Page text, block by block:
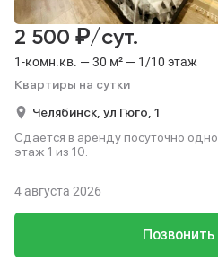
1-комн.кв. — 30 м² — 1/10 этаж
Квартиры на сутки
2 500 ₽/сут.
Челябинск, ул Гюго, 1
Сдается в аренду посуточно
этаж 1 из 10.
Позвонить
4 августа 2026